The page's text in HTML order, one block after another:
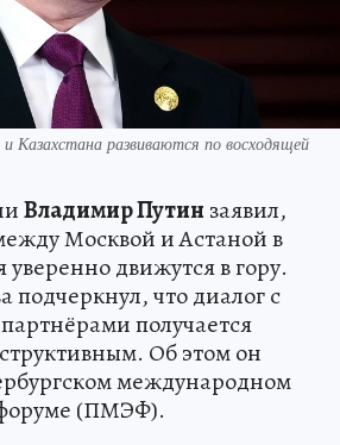
развиваются по восходящей
Владимир Путин заявил,
Москвой и Астаной в
движутся в гору.
подчеркнул, что диалог с
получается
Об этом он
международном
(ПМЭФ).